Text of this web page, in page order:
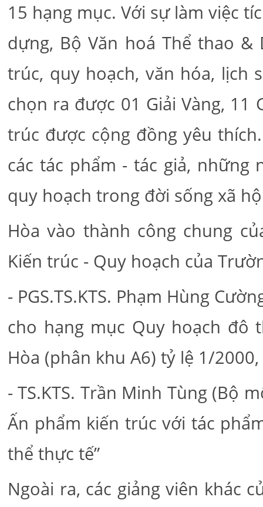
15 hạng mục. Với sự làm việc
dựng, Bộ Văn hoá Thể thao
trúc, quy hoạch, văn hóa, lịch
chọn ra được 01 Giải Vàng, 11
trúc được cộng đồng yêu
các tác phẩm - tác giả,
quy hoạch trong đời sống xã
Hòa vào thành công chung
Kiến trúc - Quy hoạch của
- PGS.TS.KTS. Phạm Hùng
cho hạng mục Quy hoạch đô
Hòa (phân khu A6) tỷ lệ 1/
- TS.KTS. Trần Minh Tùng (Bộ
Ấn phẩm kiến trúc với tác
thể thực tế”
Ngoài ra, các giảng viên khác